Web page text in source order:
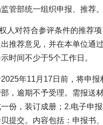
管部统一组织申报、推荐。
人对符合参评条件的推荐
推荐意见，并在本单位通
时间不少于5个工作日。
2025年11月17日前，将申报
，逾期不予受理。需报送
份，装订成册；2.电子申
提交。内容包括：申报书